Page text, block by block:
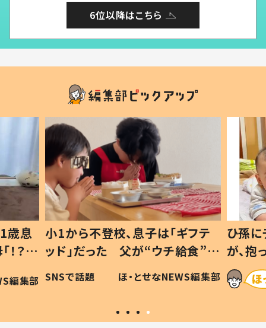
6位以降はこちら
歳息
？」
編集部
小1から不登校、息子は「ギフテ
ッド」だった 父が“ウチ給食”を
作り続ける理由とは #令和の親
#令和の子
SNSで話題 ほ・とせなNEWS編集部
ひ孫
が、
「涙が
い」